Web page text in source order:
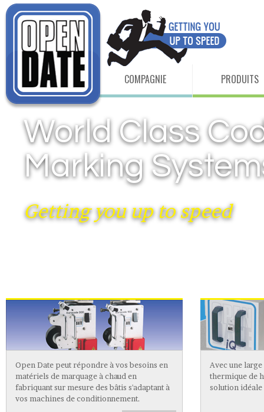
COMPAGNIE PRODUITS
World Class
Marking
Getting you up to speed
Open Date peut répondre à vos besoins en
matériels de marquage à chaud en
fabriquant sur mesure des bâtis s'adaptant à
vos machines de conditionnement.
Avec une
thermique de
solution